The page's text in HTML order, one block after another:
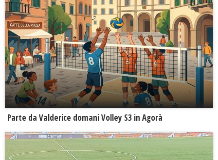
Parte da Valderice domani Volley S3 in Agorà